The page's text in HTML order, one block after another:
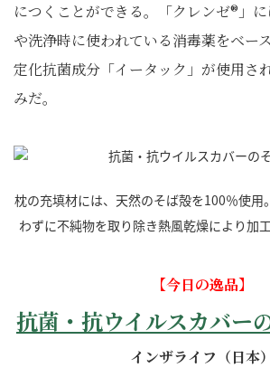
につくことができる。「クレンゼ®」
や洗浄時に使われている消毒薬をベー
定化抗菌成分「イータック」が使用さ
みだ。
枕の充填材には、天然のそば殻を100％使用
わずに不純物を取り除き熱風乾燥により加
【今日の逸品】
抗菌・抗ウイルスカバー
インザライフ（日本）